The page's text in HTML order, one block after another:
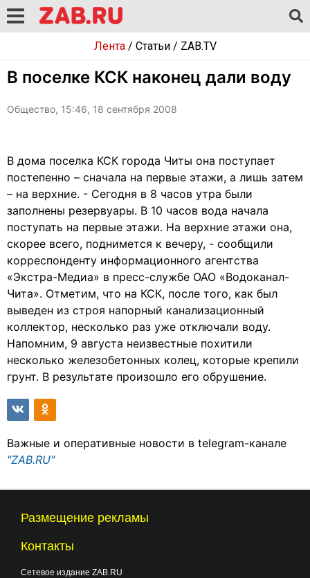
Лента/ Статьи/ ZAB.TV
В поселке КСК наконец дали воду
Общество, 15:46, 18 сентября 2008
В дома поселка КСК города Читы она поступает
постепенно – сначала на первые этажи, а лишь затем
– на верхние. - Сегодня в 8 часов утра были
заполнены резервуары. В 10 часов вода начала
поступать на первые этажи. На верхние этажи она,
скорее всего, поднимется к вечеру, - сообщили
корреспонденту информационного агентства
«Экстра-Медиа» в пресс-службе ОАО «Водоканал-
Чита». Отметим, что на КСК, после того, как был
выведен из строя напорный канализационный
коллектор, несколько раз уже отключали воду.
Напомним, 9 августа неизвестные похитили
несколько железобетонных колец, которые крепили
грунт. В результате произошло его обрушение.
Важные и оперативные новости в telegram-канале
"ZAB.RU"
Размещение рекламы
Контакты
Сетевое издание ZAB.RU